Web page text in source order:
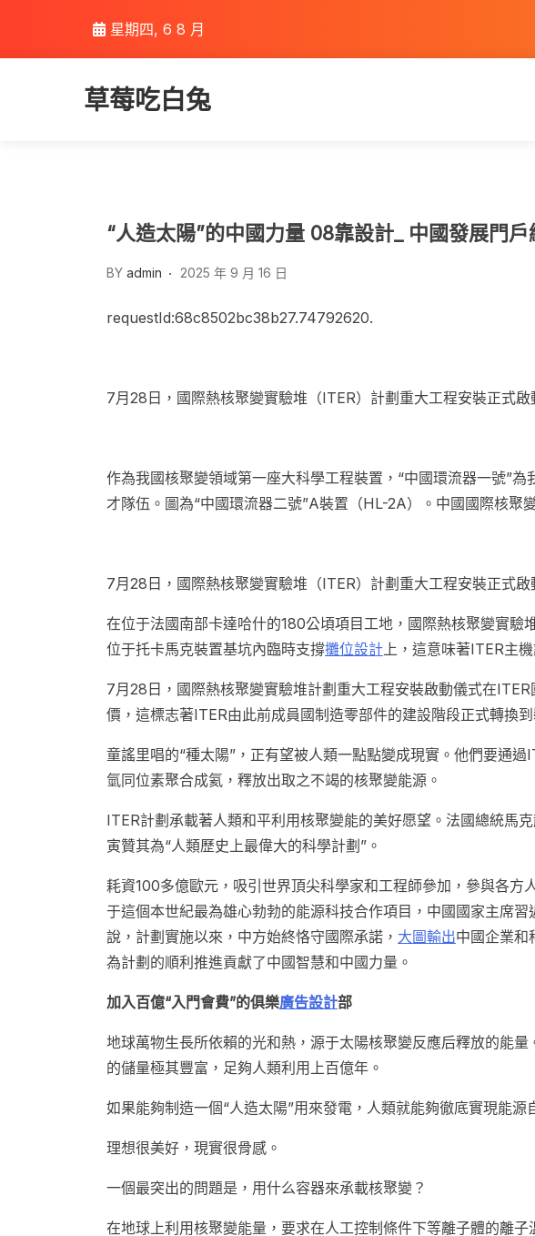
content
星期四, 6 8 月
草莓吃白兔
“人造太陽”的中國力量 08靠設計_ 中國發展門
BY admin 2025 年 9 月 16 日
requestId:68c8502bc38b27.74792620.
7月28日，國際熱核聚變實驗堆（ITER）計劃重大工程安裝正式
作為我國核聚變領域第一座大科學工程裝置，“中國環流器一號”
才隊伍。圖為“中國環流器二號”A裝置（HL-2A）。中國國際核聚
7月28日，國際熱核聚變實驗堆（ITER）計劃重大工程安裝正式
在位于法國南部卡達哈什的180公頃項目工地，國際熱核聚變實驗
位于托卡馬克裝置基坑內臨時支撐攤位設計上，這意味著ITER主
7月28日，國際熱核聚變實驗堆計劃重大工程安裝啟動儀式在
價，這標志著ITER由此前成員國制造零部件的建設階段正式轉換到
童謠里唱的“種太陽”，正有望被人類一點點變成現實。他們要通
氫同位素聚合成氦，釋放出取之不竭的核聚變能源。
ITER計劃承載著人類和平利用核聚變能的美好愿望。法國總統馬
寅贊其為“人類歷史上最偉大的科學計劃”。
耗資100多億歐元，吸引世界頂尖科學家和工程師參加，參與各方
于這個本世紀最為雄心勃勃的能源科技合作項目，中國國家主席習
說，計劃實施以來，中方始終恪守國際承諾， 大圖輸出中國企業和
為計劃的順利推進貢獻了中國智慧和中國力量。
加入百億“入門會費”的俱樂廣告設計部
地球萬物生長所依賴的光和熱，源于太陽核聚變反應后釋放的能
的儲量極其豐富，足夠人類利用上百億年。
如果能夠制造一個“人造太陽”用來發電，人類就能夠徹底實現能源
理想很美好，現實很骨感。
一個最突出的問題是，用什么容器來承載核聚變？
在地球上利用核聚變能量，要求在人工控制條件下等離子體的離